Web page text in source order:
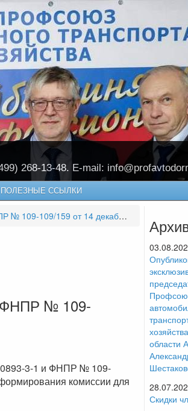
268-13-48. E-mail:
ПОЛЕЗНЫЕ ССЫЛКИ
159 от 14 декабря 2022 года
ФНПР № 109-
0893-3-1 и ФНПР № 109-
комиссии для
области
Скидки